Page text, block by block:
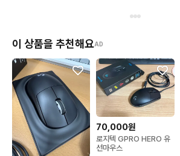
이 상품을 추천해요AD
70,000원
로지텍 GPRO HERO 유
선마우스